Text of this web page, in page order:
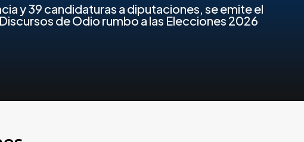
y 39 candidaturas a diputaciones, se emite el
de Odio rumbo a las Elecciones 2026